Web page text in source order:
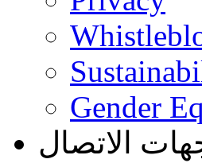
Gender
الاتصال